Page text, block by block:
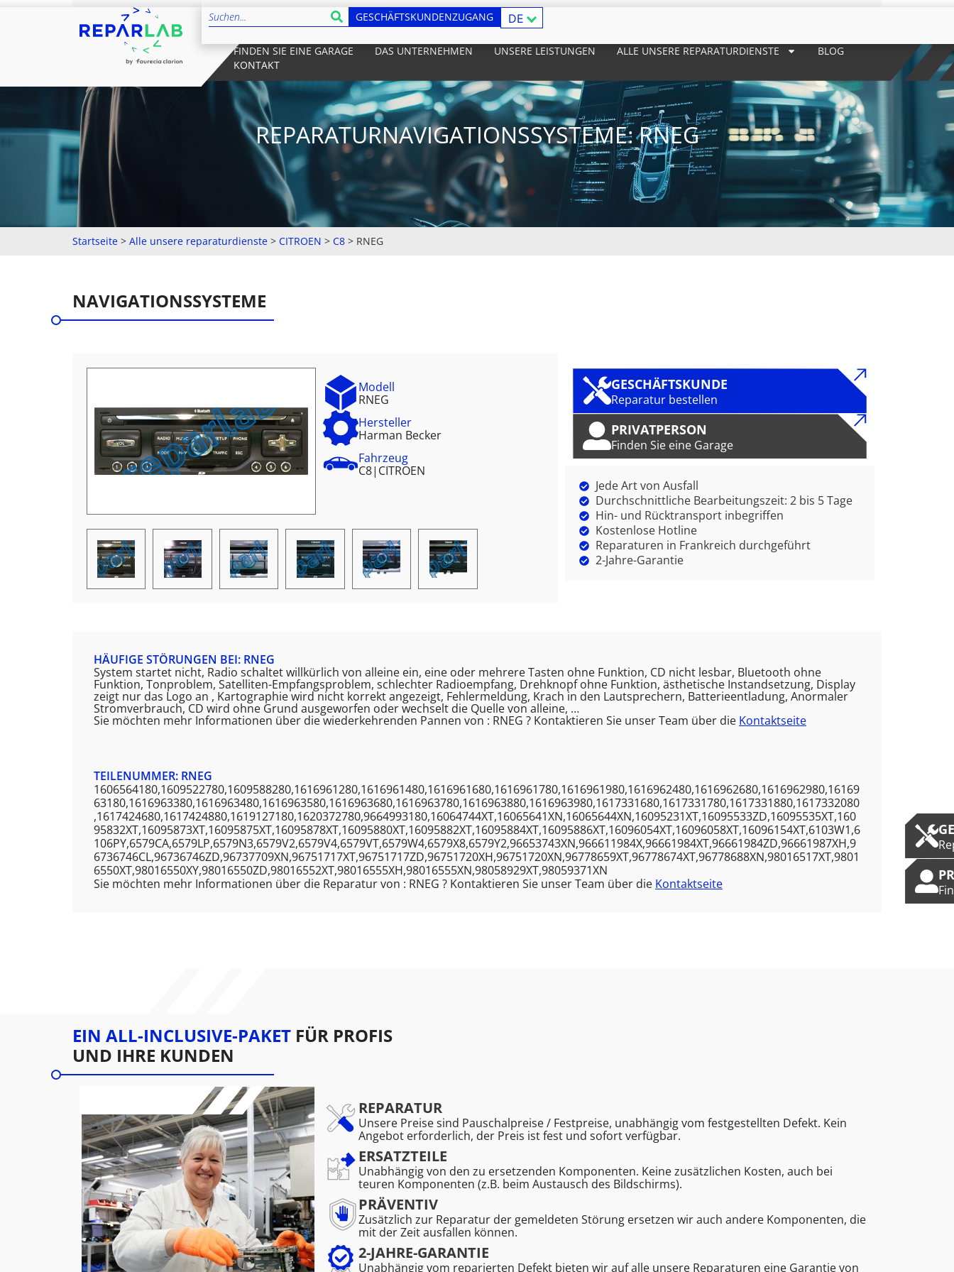
GESCHÄFTSKUNDENZUGANG DE
FINDEN SIE EINE GARAGE DAS UNTERNEHMEN UNSERE LEISTUNGEN ALLE UNSERE REPARATURDIENSTE
BLOG
KONTAKT
REPARATURNAVIGATIONSSYSTEME: RNEG
Startseite > Alle unsere reparaturdienste > CITROEN > C8 > RNEG
NAVIGATIONSSYSTEME
Modell
RNEG
Hersteller
Harman Becker
Fahrzeug
C8| CITROEN
GESCHÄFTSKUNDE
Reparatur bestellen
PRIVATPERSON
Finden Sie eine Garage
Jede Art von Ausfall
Durchschnittliche Bearbeitungszeit: 2 bis 5 Tage
Hin- und Rücktransport inbegriffen
Kostenlose Hotline
Reparaturen in Frankreich durchgeführt
2-Jahre-Garantie
HÄUFIGE STÖRUNGEN BEI: RNEG
System startet nicht, Radio schaltet willkürlich von alleine ein, eine oder mehrere Tasten ohne Funktion, CD nicht lesbar, Bluetooth ohne
Funktion, Tonproblem, Satelliten-Empfangsproblem, schlechter Radioempfang, Drehknopf ohne Funktion, ästhetische Instandsetzung, Display
zeigt nur das Logo an , Kartographie wird nicht korrekt angezeigt, Fehlermeldung, Krach in den Lautsprechern, Batterieentladung, Anormaler
Stromverbrauch, CD wird ohne Grund ausgeworfen oder wechselt die Quelle von alleine, …
Sie möchten mehr Informationen über die wiederkehrenden Pannen von : RNEG ? Kontaktieren Sie unser Team über die Kontaktseite
TEILENUMMER: RNEG
1606564180,1609522780,1609588280,1616961280,1616961480,1616961680,1616961780,1616961980,1616962480,1616962680,1616962980,16169
63180,1616963380,1616963480,1616963580,1616963680,1616963780,1616963880,1616963980,1617331680,1617331780,1617331880,1617332080
,1617424680,1617424880,1619127180,1620372780,9664993180,16064744XT,16065641XN,16065644XN,16095231XT,16095533ZD,16095535XT,160
95832XT,16095873XT,16095875XT,16095878XT,16095880XT,16095882XT,16095884XT,16095886XT,16096054XT,16096058XT,16096154XT,6103W1,6
106PY,6579CA,6579LP,6579N3,6579V2,6579V4,6579VT,6579W4,6579X8,6579Y2,96653743XN,966611984X,96661984XT,96661984ZD,96661987XH,9
6736746CL,96736746ZD,96737709XN,96751717XT,96751717ZD,96751720XH,96751720XN,96778659XT,96778674XT,96778688XN,98016517XT,9801
6550XT,98016550XY,98016550ZD,98016552XT,98016555XH,98016555XN,98058929XT,98059371XN
Sie möchten mehr Informationen über die Reparatur von : RNEG ? Kontaktieren Sie unser Team über die Kontaktseite
EIN ALL-INCLUSIVE-PAKET FÜR PROFIS
UND IHRE KUNDEN
REPARATUR
Unsere Preise sind Pauschalpreise / Festpreise, unabhängig vom festgestellten Defekt. Kein
Angebot erforderlich, der Preis ist fest und sofort verfügbar.
ERSATZTEILE
Unabhängig von den zu ersetzenden Komponenten. Keine zusätzlichen Kosten, auch bei
teuren Komponenten (z.B. beim Austausch des Bildschirms).
PRÄVENTIV
Zusätzlich zur Reparatur der gemeldeten Störung ersetzen wir auch andere Komponenten, die
mit der Zeit ausfallen können.
2-JAHRE-GARANTIE
Unabhängig vom reparierten Defekt bieten wir auf alle unsere Reparaturen eine Garantie von